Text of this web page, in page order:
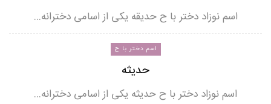
اسم نوزاد دختر با ح حدیقه یکی از اسامی دخترانه…
اسم دختر با ح
حدیثه
اسم نوزاد دختر با ح حدیثه یکی از اسامی دخترانه…